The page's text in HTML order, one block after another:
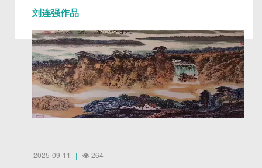
刘连强作品
2025-09-11 264